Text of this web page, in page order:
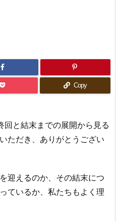
Copy
回と結末までの展開から見る
ただき、ありがとうござい
迎えるのか、その結末につ
ているか、私たちもよく理